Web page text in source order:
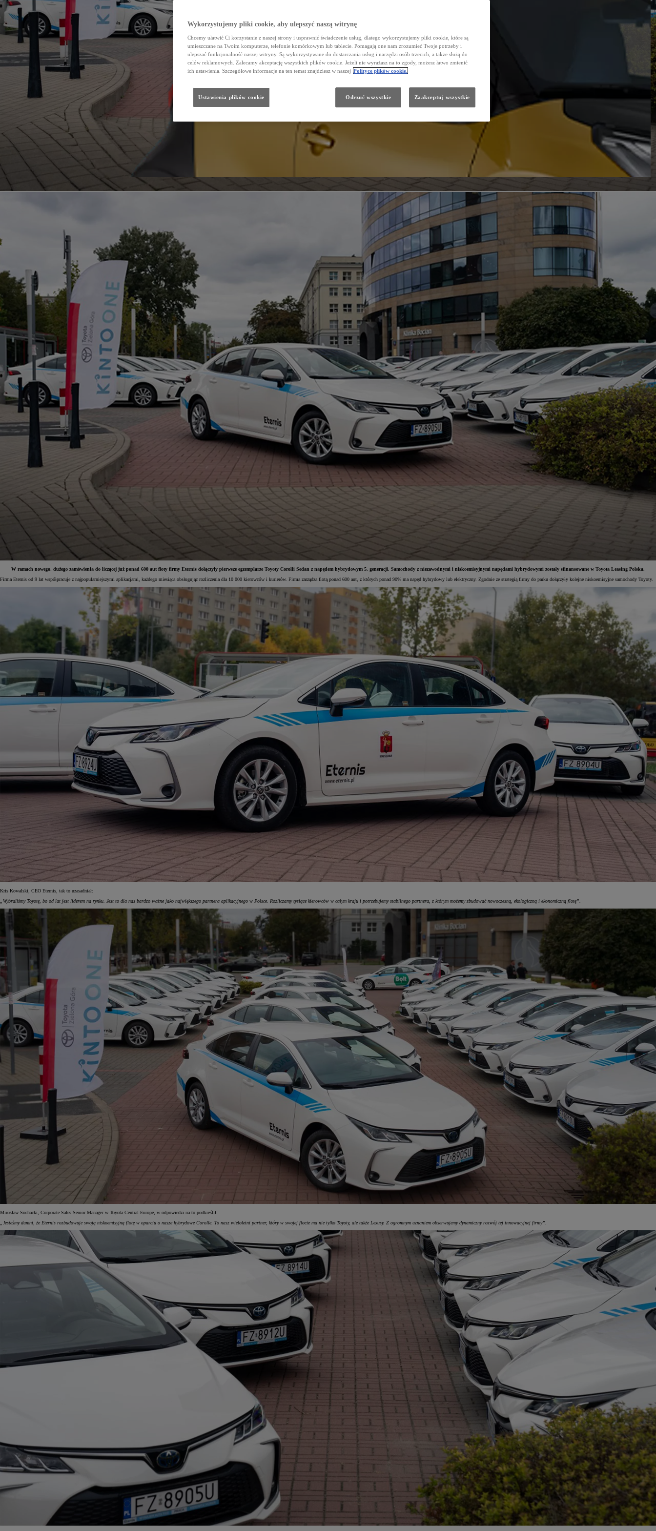
Od105 300 zł
Corolla Hatchback
W ramach nowego, dużego zamówienia do liczącej już ponad 600 aut floty firmy Eternis dołączyły pierwsze egzemplarze Toyoty Corolli Sedan z napędem hybrydowym 5. generacji. Samochody z niezawodnymi i niskoemisyjnymi napędami hybrydowymi zostały sfinansowane w Toyota Leasing Polska.
Firma Eternis od 9 lat współpracuje z najpopularniejszymi aplikacjami, każdego miesiąca obsługując rozliczenia dla 10 000 kierowców i kurierów. Firma zarządza flotą ponad 600 aut, z których ponad 90% ma napęd hybrydowy lub elektryczny. Zgodnie ze strategią firmy do parku dołączyły kolejne niskoemisyjne samochody Toyoty.
Kris Kowalski, CEO Eternis, tak to uzasadniał:
„Wybraliśmy Toyotę, bo od lat jest liderem na rynku. Jest to dla nas bardzo ważne jako największego partnera aplikacyjnego w Polsce. Rozliczamy tysiące kierowców w całym kraju i potrzebujemy stabilnego partnera, z którym możemy zbudować nowoczesną, ekologiczną i ekonomiczną flotę”.
Mirosław Sochacki, Corporate Sales Senior Manager w Toyota Central Europe, w odpowiedzi na to podkreślił:
„Jesteśmy dumni, że Eternis rozbudowuje swoją niskoemisyjną flotę w oparciu o nasze hybrydowe Corolle. To nasz wieloletni partner, który w swojej flocie ma nie tylko Toyoty, ale także Lexusy. Z ogromnym uznaniem obserwujemy dynamiczny rozwój tej innowacyjnej firmy”.
Wykorzystujemy pliki cookie, aby ulepszyć naszą witrynę
Chcemy ułatwić Ci korzystanie z naszej strony i usprawnić świadczenie usług, dlatego wykorzystujemy pliki cookie, które są
umieszczane na Twoim komputerze, telefonie komórkowym lub tablecie. Pomagają one nam zrozumieć Twoje potrzeby i
ulepszać funkcjonalność naszej witryny. Są wykorzystywane do dostarczania usług i narzędzi osób trzecich, a także służą do
celów reklamowych. Zalecamy akceptację wszystkich plików cookie. Jeżeli nie wyrażasz na to zgody, możesz łatwo zmienić
ich ustawienia. Szczegółowe informacje na ten temat znajdziesz w naszej Polityce plików cookie.
Ustawienia plików cookie Odrzuć wszystkie Zaakceptuj wszystkie